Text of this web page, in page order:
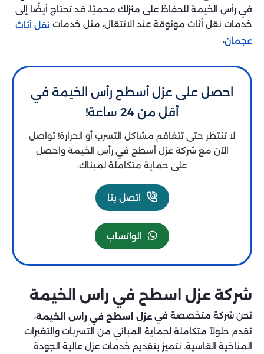
في رأس الخيمة للحفاظ على منزلك محميًا، قد تحتاج أيضًا إلى
خدمات نقل أثاث موثوقة عند الانتقال، مثل خدمات نقل أثاث
عجمان.
احصل على عزل أسطح رأس الخيمة في
أقل من 24 ساعة!
لا تنتظر حتى تتفاقم مشاكل التسرب أو الحرارة! تواصل
الآن مع شركة عزل أسطح في رأس الخيمة واحصل
على حماية متكاملة لمبناك.
اتصل بنا
الواتساب
شركة عزل اسطح في راس الخيمة
نحن شركة متخصصة في عزل اسطح في راس الخيمة،
نقدم حلولاً متكاملة لحماية المباني من التسربات والتغيرات
المناخية القاسية. نتميز بتقديم خدمات عزل عالية الجودة